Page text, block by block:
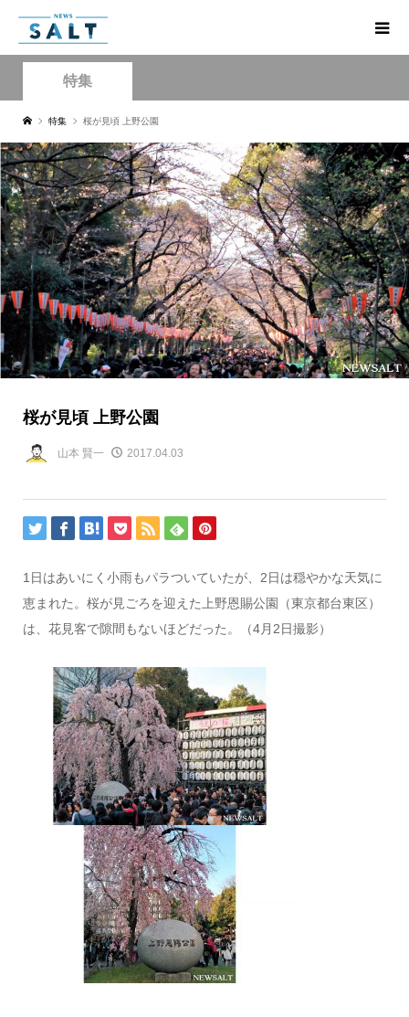
特集
特集 桜が見頃 上野公園
桜が見頃 上野公園
山本 賢一 2017.04.03
1日はあいにく小雨もパラついていたが、2日は穏やかな天気に
恵まれた。桜が見ごろを迎えた上野恩賜公園（東京都台東区）
は、花見客で隙間もないほどだった。（4月2日撮影）